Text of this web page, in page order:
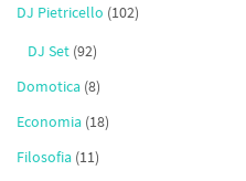
DJ Pietricello (102)
DJ Set (92)
Domotica (8)
Economia (18)
Filosofia (11)